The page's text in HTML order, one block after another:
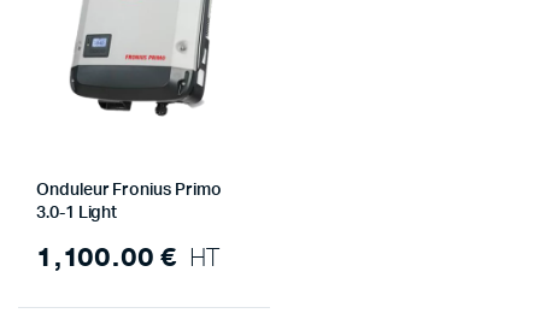
Onduleur Fronius Primo
3.0-1 Light
1,100.00 € HT